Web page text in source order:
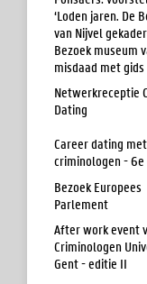
‘Loden jaren. De
van Nijvel
Bezoek museum
misdaad met gids
Netwerkreceptie
Dating
Career dating met
criminologen -
Bezoek Europees
Parlement
After work event
Criminologen
Gent - editie II